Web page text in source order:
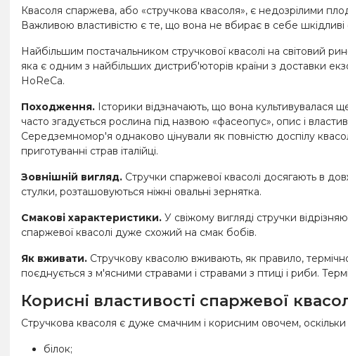
Квасоля спаржева, або «стручкова квасоля», є недозрілими
Важливою властивістю є те, що вона не вбирає в себе шкідливі
Найбільшим постачальником стручкової квасолі на світовий
яка є одним з найбільших дистриб'юторів країни з доставки
HoReCa.
Походження. Історики відзначають, що вона культивувалася
часто згадується рослина під назвою «фасеопус», опис і
Середземномор'я однаково цінували як повністю доспілу
приготуванні страв італійці.
Зовнішній вигляд. Стручки спаржевої квасолі досягають в
стулки, розташовуються ніжні овальні зернятка.
Смакові характеристики. У свіжому вигляді стручки
спаржевої квасолі дуже схожий на смак бобів.
Як вживати. Стручкову квасолю вживають, як правило,
поєднується з м'ясними стравами і стравами з птиці і риби.
Корисні властивості спаржевої
Стручкова квасоля є дуже смачним і корисним овочем,
білок;